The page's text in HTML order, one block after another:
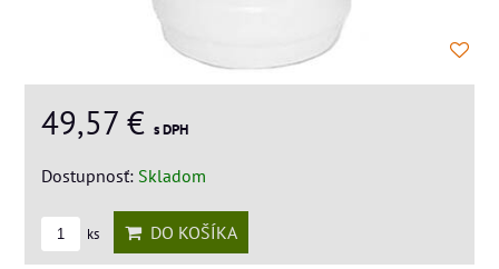
49,57 € s DPH
Dostupnosť: Skladom
ks DO KOŠÍKA